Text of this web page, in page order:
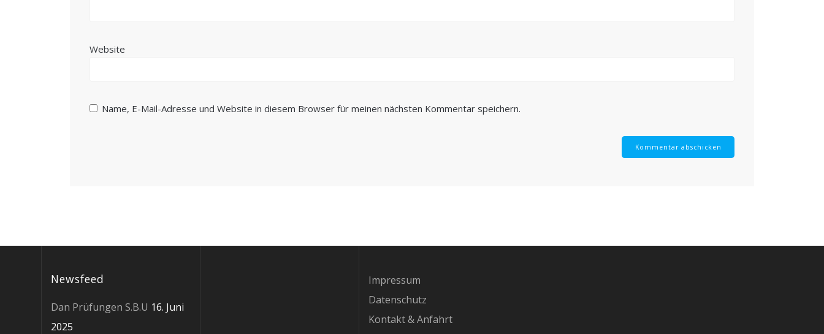
Website
Name, E-Mail-Adresse und Website in diesem Browser für meinen nächsten Kommentar speichern.
Newsfeed
Dan Prüfungen S.B.U 16. Juni
2025
Impressum
Datenschutz
Kontakt & Anfahrt